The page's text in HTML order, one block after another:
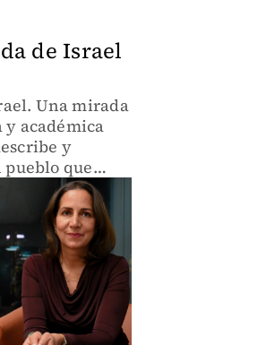
de Israel
Una mirada
y académica
y
que
XX ha sido
proceso de